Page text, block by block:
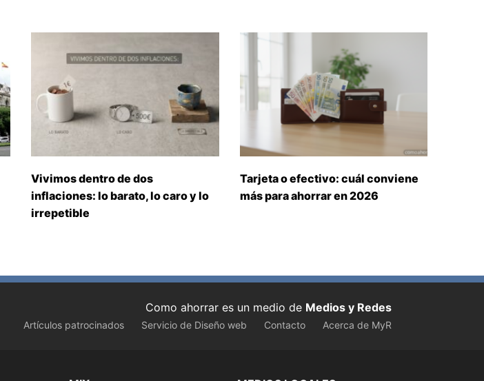
Vivimos dentro de dos
inflaciones: lo barato, lo caro y lo
irrepetible
Tarjeta o efectivo: cuál conviene
más para ahorrar en 2026
Como ahorrar es un medio de Medios y Redes
Artículos patrocinados Servicio de Diseño web Contacto Acerca de MyR